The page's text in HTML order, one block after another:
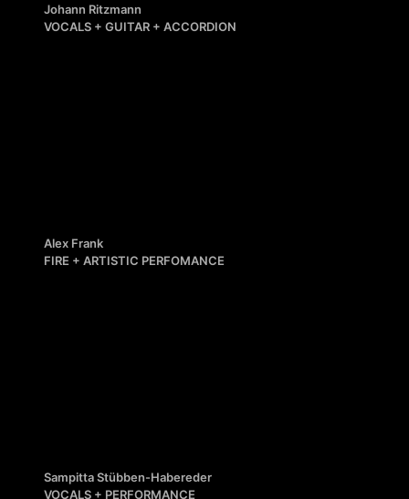
Johann Ritzmann
VOCALS + GUITAR + ACCORDION
Alex Frank
FIRE + ARTISTIC PERFOMANCE
Sampitta Stübben-Habereder
VOCALS + PERFORMANCE